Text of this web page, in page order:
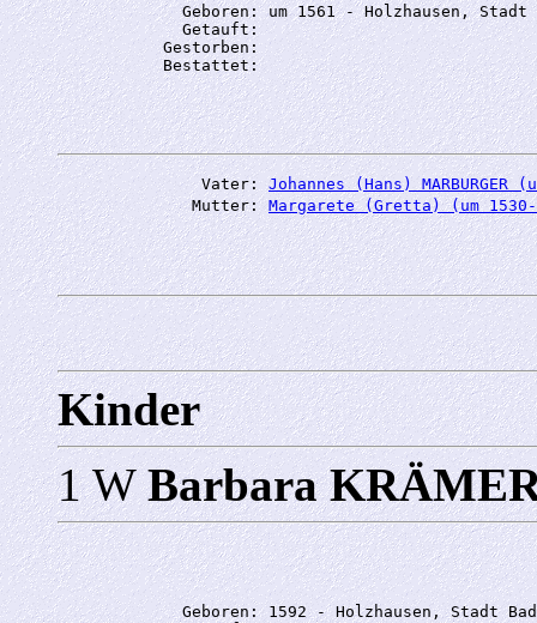
Geboren: um 1561 - Holzhausen,
             Getauft:
           Gestorben:
               Vater:
Johannes (Hans) MARBURGER
              Mutter:
Margarete (Gretta) (um
Kinder
1 WBarbara
Geboren: 1592 - Holzhausen, Stadt